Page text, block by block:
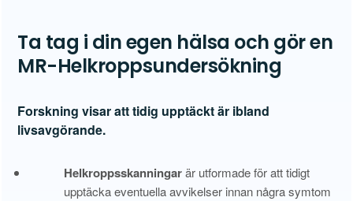
Ta tag i din egen hälsa och gör en
MR-Helkroppsundersökning
Forskning visar att tidig upptäckt är ibland
livsavgörande.
Helkroppsskanningarär utformade för att tidigt
upptäcka eventuella avvikelser innan några symtom